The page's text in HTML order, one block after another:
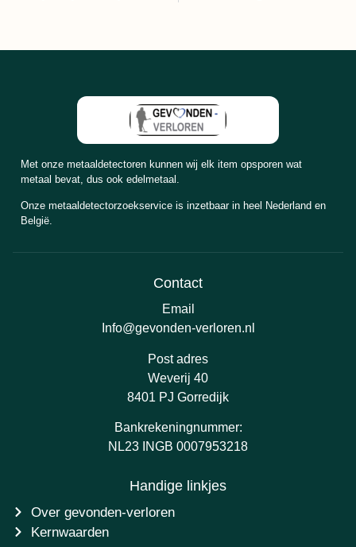
Met onze metaaldetectoren kunnen wij elk item opsporen wat
metaal bevat, dus ook edelmetaal.
Onze metaaldetectorzoekservice is inzetbaar in heel Nederland en
België.
Contact
Email
Info@gevonden-verloren.nl
Post adres
Weverij 40
8401 PJ Gorredijk
Bankrekeningnummer:
NL23 INGB 0007953218
Handige linkjes
Over gevonden-verloren
Kernwaarden